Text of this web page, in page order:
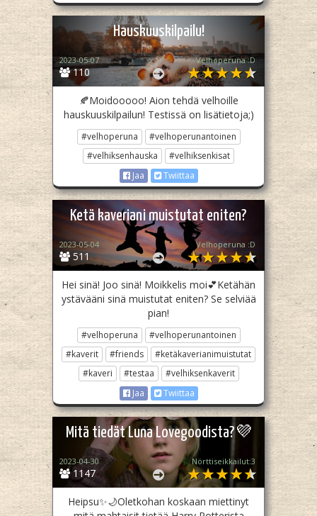
Hauskuuskilpailu!
110
2023-05-07 Velhoperuna :D
🍂Moidooooo! Aion tehdä velhoille
hauskuuskilpailun! Testissä on lisätietoja;)
#velhoperuna
#velhoperunantoinen
#velhiksenhauska
#velhiksenkisat
Jaa
Twiittaa
Ketä kaveriani muistutat eniten?
511
2023-05-04 Velhoperuna :D
Hei sinä! Joo sinä! Moikkelis moi💕Ketähän
ystävääni sinä muistutat eniten? Se selviää
pian!
#velhoperuna
#velhoperunantoinen
#kaverit
#friends
#ketäkaverianimuistutat
#kaveri
#testaa
#velhiksenkaverit
Jaa
Twiittaa
Mitä tiedät Luna Lovegoodista?💜
1147
2023-04-30 Nörttiseikkailut:3
Heipsu✨🌙Oletkohan koskaan miettinyt